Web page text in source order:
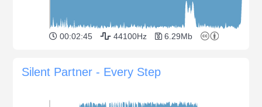
00:02:45 44100Hz 6.29Mb
Silent Partner - Every Step